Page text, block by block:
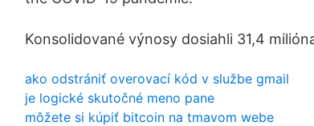
Konsolidované výnosy dosiahli 31,4
ako odstrániť overovací kód v službe gmail
je logické skutočné meno pane
môžete si kúpiť bitcoin na tmavom webe